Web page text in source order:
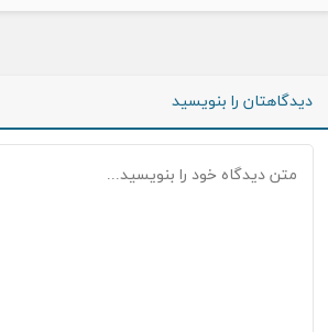
دیدگاهتان را بنویسید